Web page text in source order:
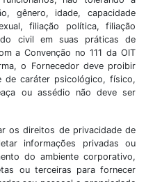
gênero, idade, capacidade
filiação política, filiação
civil em suas práticas de
a Convenção no 111 da OIT
o Fornecedor deve proibir
de caráter psicológico, físico,
ou assédio não deve ser
os direitos de privacidade de
informações privadas ou
do ambiente corporativo,
ou terceiras para fornecer